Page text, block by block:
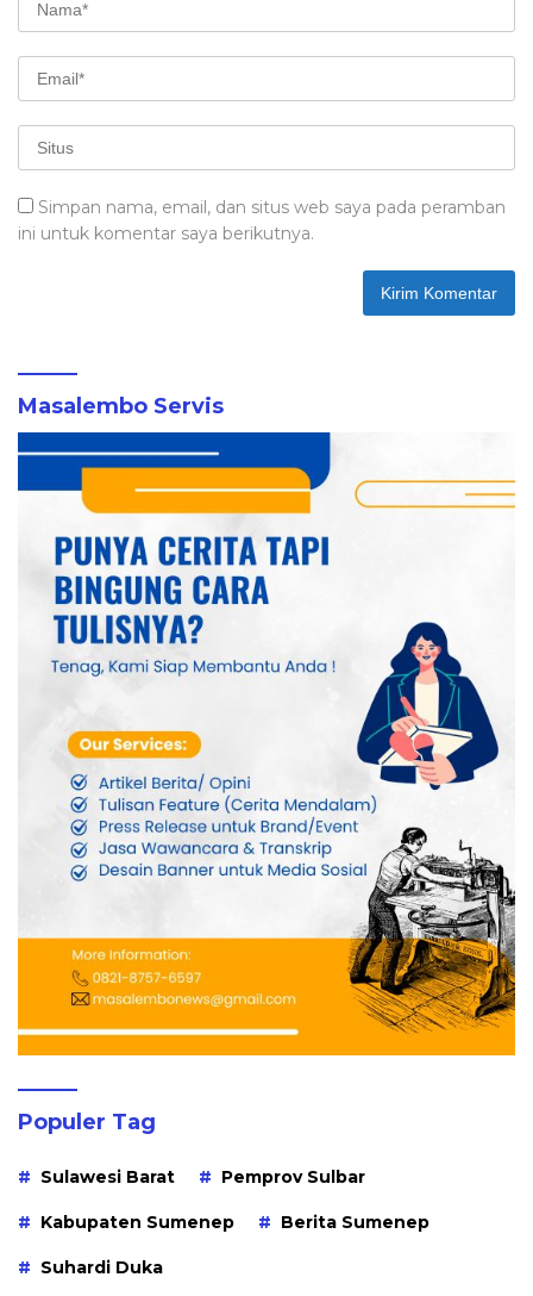
Simpan nama, email, dan situs web saya pada peramban
ini untuk komentar saya berikutnya.
Masalembo Servis
Populer Tag
Sulawesi Barat Pemprov Sulbar
Kabupaten Sumenep Berita Sumenep
Suhardi Duka